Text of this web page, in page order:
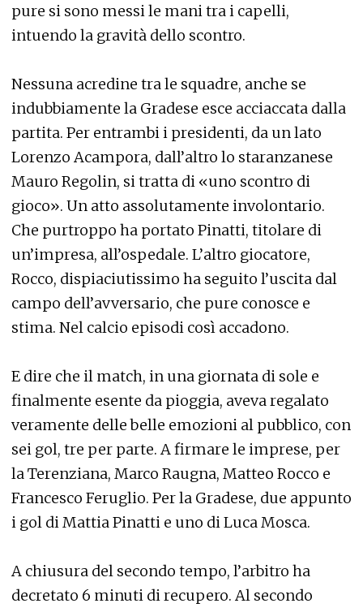
pure si sono messi le mani tra i capelli,
intuendo la gravità dello scontro.
Nessuna acredine tra le squadre, anche se
indubbiamente la Gradese esce acciaccata dalla
partita. Per entrambi i presidenti, da un lato
Lorenzo Acampora, dall’altro lo staranzanese
Mauro Regolin, si tratta di «uno scontro di
gioco». Un atto assolutamente involontario.
Che purtroppo ha portato Pinatti, titolare di
un’impresa, all’ospedale. L’altro giocatore,
Rocco, dispiaciutissimo ha seguito l’uscita dal
campo dell’avversario, che pure conosce e
stima. Nel calcio episodi così accadono.
E dire che il match, in una giornata di sole e
finalmente esente da pioggia, aveva regalato
veramente delle belle emozioni al pubblico, con
sei gol, tre per parte. A firmare le imprese, per
la Terenziana, Marco Raugna, Matteo Rocco e
Francesco Feruglio. Per la Gradese, due appunto
i gol di Mattia Pinatti e uno di Luca Mosca.
A chiusura del secondo tempo, l’arbitro ha
decretato 6 minuti di recupero. Al secondo